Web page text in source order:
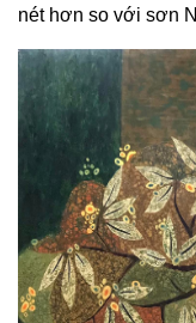
nét hơn so với sơn